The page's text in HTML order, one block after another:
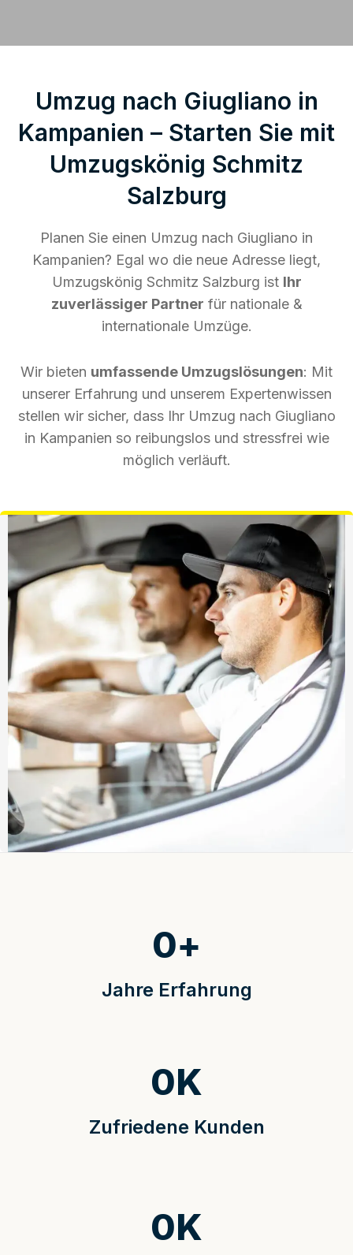
Umzug nach Giugliano in
Kampanien – Starten Sie mit
Umzugskönig Schmitz
Salzburg
Planen Sie einen Umzug nach Giugliano in
Kampanien? Egal wo die neue Adresse liegt,
Umzugskönig Schmitz Salzburg ist Ihr
zuverlässiger Partner für nationale &
internationale Umzüge.
Wir bieten umfassende Umzugslösungen: Mit
unserer Erfahrung und unserem Expertenwissen
stellen wir sicher, dass Ihr Umzug nach Giugliano
in Kampanien so reibungslos und stressfrei wie
möglich verläuft.
Jahre Erfahrung
0+
Zufriedene Kunden
0K
0K